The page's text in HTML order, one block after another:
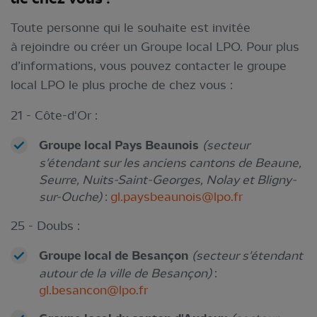
Toute personne qui le souhaite est invitée
à rejoindre ou créer un Groupe local LPO. Pour plus
d’informations, vous pouvez contacter le groupe
local LPO le plus proche de chez vous :
21 - Côte-d'Or :
Groupe local Pays Beaunois (secteur
s'étendant sur les anciens cantons de Beaune,
Seurre, Nuits-Saint-Georges, Nolay et Bligny-
sur-Ouche) : gl.paysbeaunois@lpo.fr
25 - Doubs :
Groupe local de Besançon (secteur s'étendant
autour de la ville de Besançon):
gl.besancon@lpo.fr